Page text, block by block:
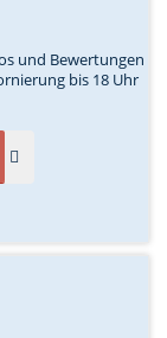
und Bewertungen
bis 18 Uhr